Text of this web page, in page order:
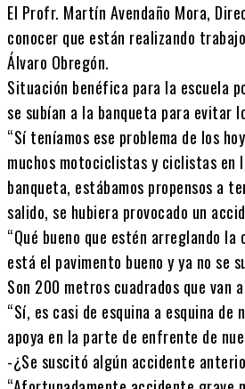
El Profr. Martín Avendaño Mora,
conocer que están realizando
Álvaro Obregón.
Situación benéfica para la escuela
se subían a la banqueta para evitar
“Sí teníamos ese problema de los
muchos motociclistas y ciclistas en
banqueta, estábamos propensos a
salido, se hubiera provocado un
“Qué bueno que estén arreglando
está el pavimento bueno y ya no se
Son 200 metros cuadrados que
“Sí, es casi de esquina a esquina
apoya en la parte de enfrente de
-¿Se suscitó algún accidente